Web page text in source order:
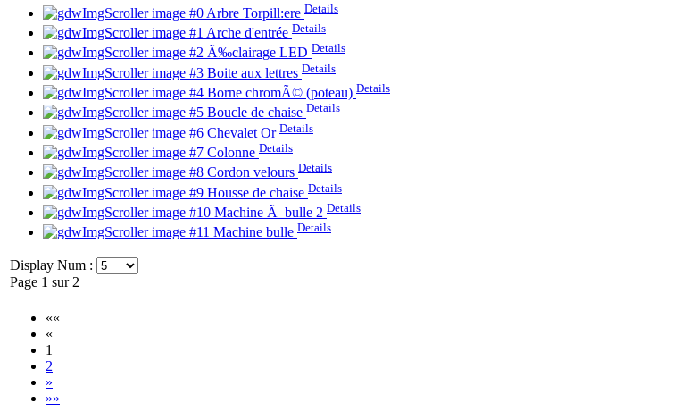
Arbre Torpill:ere Details
Arche d'entrée Details
Ã‰clairage LED Details
Boite aux lettres Details
Borne chromÃ© (poteau) Details
Boucle de chaise Details
Chevalet Or Details
Colonne Details
Cordon velours Details
Housse de chaise Details
Machine Ã bulle 2 Details
Machine bulle Details
Display Num :
Page 1 sur 2
««
«
1
2
»
»»